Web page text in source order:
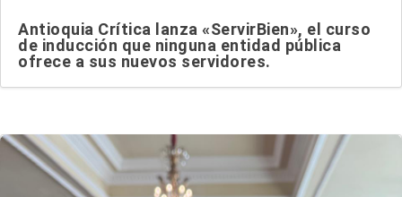
Antioquia Crítica lanza «ServirBien», el curso
de inducción que ninguna entidad pública
ofrece a sus nuevos servidores.